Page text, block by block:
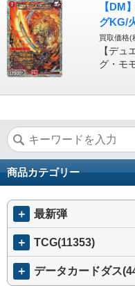
【DM
グKG/
買取価格(
【デュ
グ・モ
商品カテゴリー
＋ 最新弾
＋ TCG(11353)
＋ データカードダス